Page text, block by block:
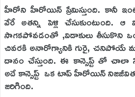
హీరోని హీరోయిన్ ప్రేమిస్తుంది. కానీ
వేరే అతన్ని పెళ్లి
సాగకపోవడంతో ,విడాకులు తీసుకొని
చివరకి అనారోగ్యానికి గురై, చనిపోయే
దానం చేస్తుంది. ఈ కాన్సెప్ట్ తో
అదే కాన్సెప్ట్ ఒక టాప్ హీరోయిన్
జరిగింది.